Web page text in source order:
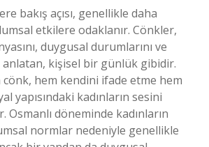
bakış açısı, genellikle daha
etkilere odaklanır. Cönkler,
duygusal durumlarını ve
kişisel bir günlük gibidir.
cönk, hem kendini ifade etme hem
yapısındaki kadınların sesini
Osmanlı döneminde kadınların
normlar nedeniyle genellikle